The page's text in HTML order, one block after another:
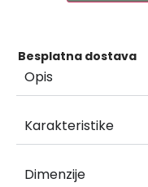
Besplatna dostava
Opis
Karakteristike
Dimenzije